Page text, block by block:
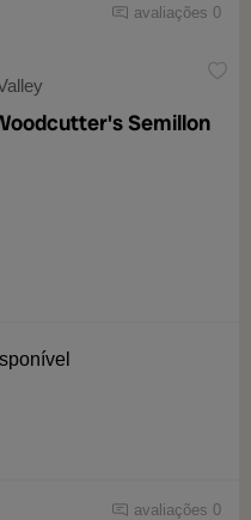
avaliações 0
Semillon
avaliações 0